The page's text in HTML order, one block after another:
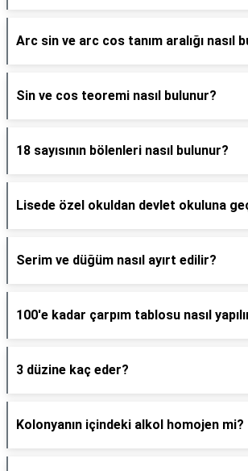
Arc sin ve arc cos tanım aralığı nasıl
Sin ve cos teoremi nasıl bulunur?
18 sayısının bölenleri nasıl bulunur?
Lisede özel okuldan devlet okuluna
Serim ve düğüm nasıl ayırt edilir?
100'e kadar çarpım tablosu nasıl
3 düzine kaç eder?
Kolonyanın içindeki alkol homojen mi?